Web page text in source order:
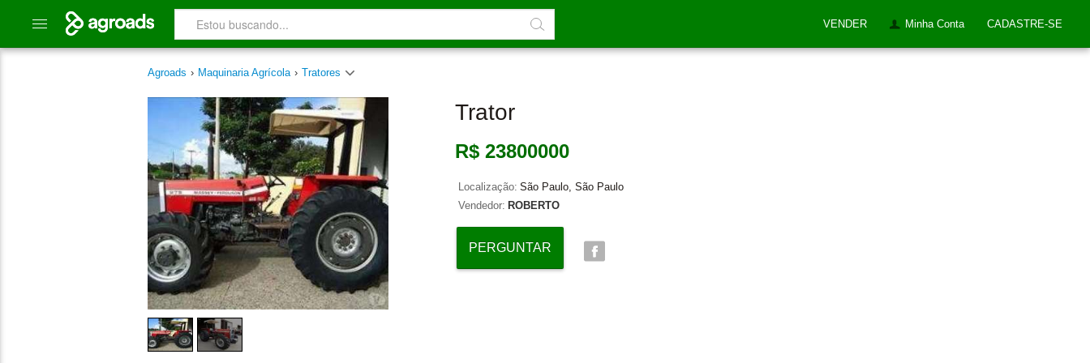
VENDER Minha Conta CADASTRE-SE
Agroads › Maquinaria Agrícola › Tratores
Trator
R$ 23800000
Localização: São Paulo, São Paulo
Vendedor: ROBERTO
PERGUNTAR